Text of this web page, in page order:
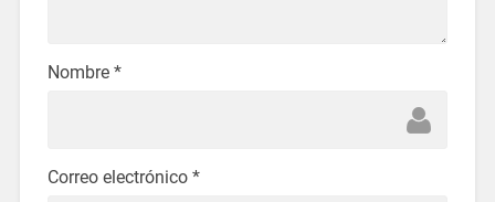
Nombre *
Correo electrónico *